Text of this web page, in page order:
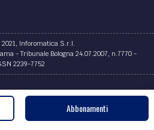
Inforomatica S.r.l.
- Tribunale Bologna 24.07.2007, n.7770 -
2239-7752
Abbonamenti